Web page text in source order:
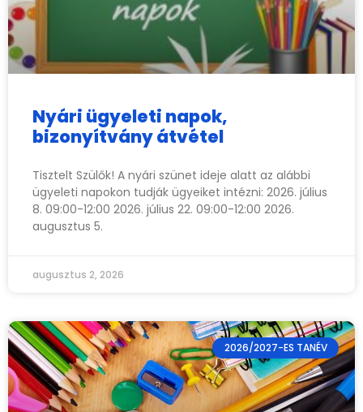
Nyári ügyeleti napok,
bizonyítvány átvétel
Tisztelt Szülők! A nyári szünet ideje alatt az alábbi
ügyeleti napokon tudják ügyeiket intézni: 2026. július
8. 09:00-12:00 2026. július 22. 09:00-12:00 2026.
augusztus 5.
augusztus 2, 2026
2026/2027-ES TANÉV